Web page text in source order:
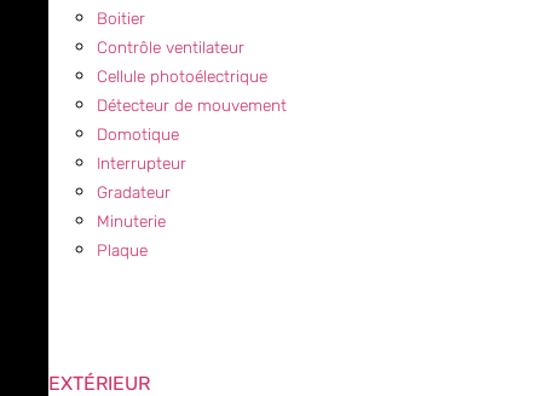
Boitier
Contrôle ventilateur
Cellule photoélectrique
Détecteur de mouvement
Domotique
Interrupteur
Gradateur
Minuterie
Plaque
EXTÉRIEUR